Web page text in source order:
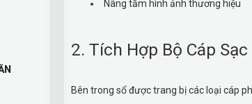
Nâng tầm hình ảnh thương hiệu
2. Tích Hợp Bộ Cáp
Bên trong sổ được trang bị các loại cáp